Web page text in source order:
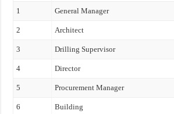
1 General Manager
2 Architect
3 Drilling Supervisor
4 Director
5 Procurement Manager
6 Building